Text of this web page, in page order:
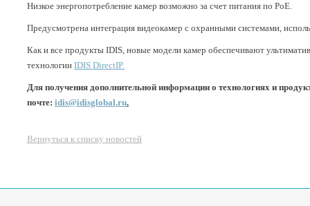
Низкое энергопотребление камер возможно за счет питания по PoE.
Предусмотрена интеграция видеокамер с охранными системами,
Как и все продукты IDIS, новые модели камер обеспечивают
технологии IDIS DirectIP.
Для получения дополнительной информации о технологиях и
почте: idis@idisglobal.ru.
Вернуться к списку новостей